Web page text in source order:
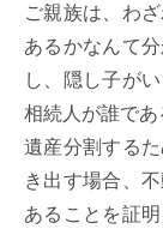
ご親族は、わ
あるかなんて
し、隠し子が
相続人が誰であ
遺産分割する
き出す場合、
あることを証